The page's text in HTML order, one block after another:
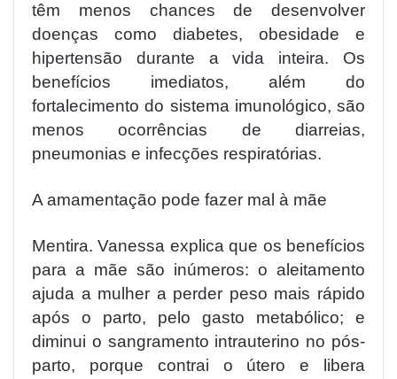
têm menos chances de desenvolver
doenças como diabetes, obesidade e
hipertensão durante a vida inteira. Os
benefícios imediatos, além do
fortalecimento do sistema imunológico, são
menos ocorrências de diarreias,
pneumonias e infecções respiratórias.
A amamentação pode fazer mal à mãe
Mentira. Vanessa explica que os benefícios
para a mãe são inúmeros: o aleitamento
ajuda a mulher a perder peso mais rápido
após o parto, pelo gasto metabólico; e
diminui o sangramento intrauterino no pós-
parto, porque contrai o útero e libera